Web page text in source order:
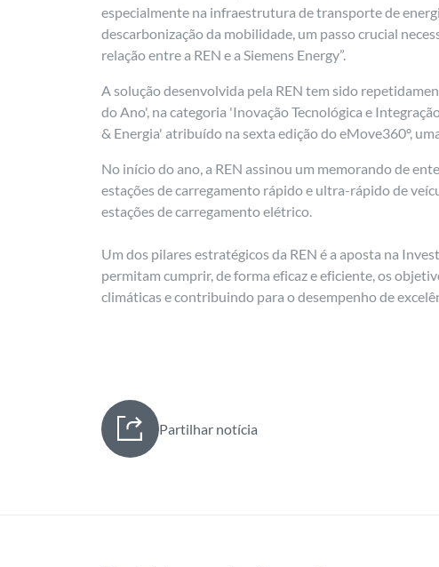
especialmente na infraestrutura de transporte de
descarbonização da mobilidade, um passo crucial
relação entre a REN e a Siemens Energy”.
A solução desenvolvida pela REN tem sido
do Ano', na categoria 'Inovação Tecnológica e
& Energia' atribuído na sexta edição do eMove360º,
No início do ano, a REN assinou um memorando de
estações de carregamento rápido e ultra-rápido de
estações de carregamento elétrico.
Um dos pilares estratégicos da REN é a aposta na
permitam cumprir, de forma eficaz e eficiente, os
climáticas e contribuindo para o desempenho de
Partilhar notícia